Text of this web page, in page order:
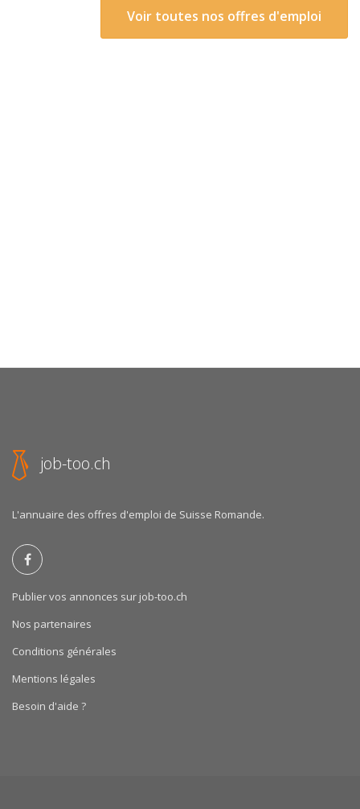
Voir toutes nos offres d'emploi
job-too.ch
L'annuaire des offres d'emploi de Suisse Romande.
Publier vos annonces sur job-too.ch
Nos partenaires
Conditions générales
Mentions légales
Besoin d'aide ?